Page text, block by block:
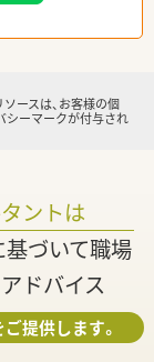
ースは、お客様の個
シーマークが付与され
ントは
基づいて職場
ドバイス
提供します。